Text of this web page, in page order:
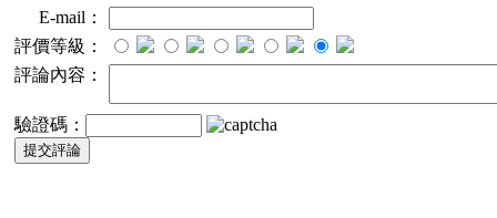
E-mail：
評價等級：
評論內容：
驗證碼：